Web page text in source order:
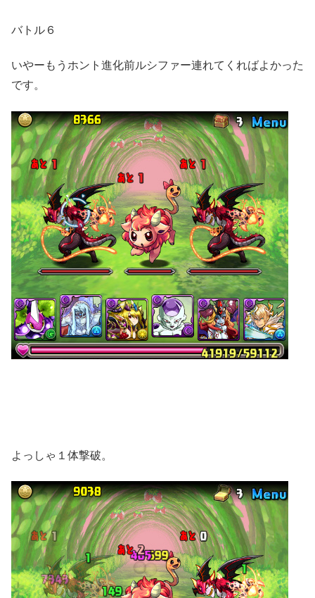
バトル６
いやーもうホント進化前ルシファー連れてくればよかった
です。
よっしゃ１体撃破。